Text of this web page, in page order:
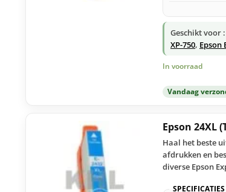
Geschikt voor :
XP-750, Epson
In voorraad
Vandaag
Epson 24XL
Haal het beste
afdrukken en
diverse Epson
SPECIFICATIES